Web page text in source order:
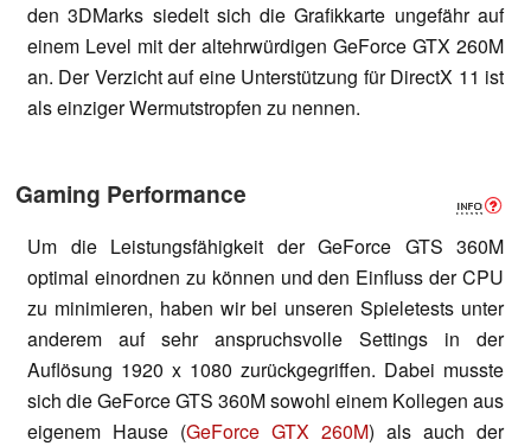
den 3DMarks siedelt sich die Grafikkarte ungefähr auf
einem Level mit der altehrwürdigen GeForce GTX 260M
an. Der Verzicht auf eine Unterstützung für DirectX 11 ist
als einziger Wermutstropfen zu nennen.
Gaming Performance
Um die Leistungsfähigkeit der GeForce GTS 360M
optimal einordnen zu können und den Einfluss der CPU
zu minimieren, haben wir bei unseren Spieletests unter
anderem auf sehr anspruchsvolle Settings in der
Auflösung 1920 x 1080 zurückgegriffen. Dabei musste
sich die GeForce GTS 360M sowohl einem Kollegen aus
eigenem Hause (GeForce GTX 260M) als auch der